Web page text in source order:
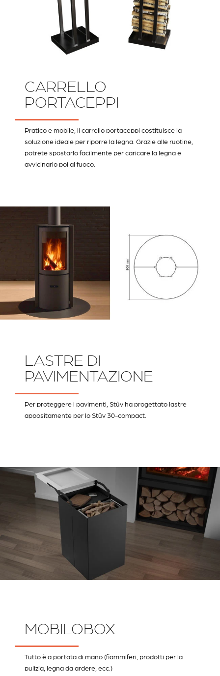
CARRELLO
PORTACEPPI
Pratico e mobile, il carrello portaceppi costituisce la
soluzione ideale per riporre la legna. Grazie alle ruotine,
potrete spostarlo facilmente per caricare la legna e
avvicinarlo poi al fuoco.
LASTRE DI
PAVIMENTAZIONE
Per proteggere i pavimenti, Stûv ha progettato lastre
appositamente per lo Stûv 30-compact.
MOBILOBOX
Tutto è a portata di mano (fiammiferi, prodotti per la
pulizia, legna da ardere, ecc.)